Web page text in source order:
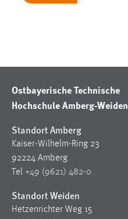
Ostbayerische Technische
Hochschule Amberg-Weiden
Standort Amberg
Kaiser-Wilhelm-Ring 23
92224 Amberg
Tel +49 (9621) 482-0
Standort Weiden
Hetzenrichter Weg 15
Cookie Laufzeit:
Facebook Pixel
Name:
_fbp
Anbieter:
Facebook